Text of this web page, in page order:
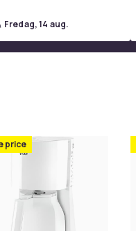
fredag, 14 aug.
price